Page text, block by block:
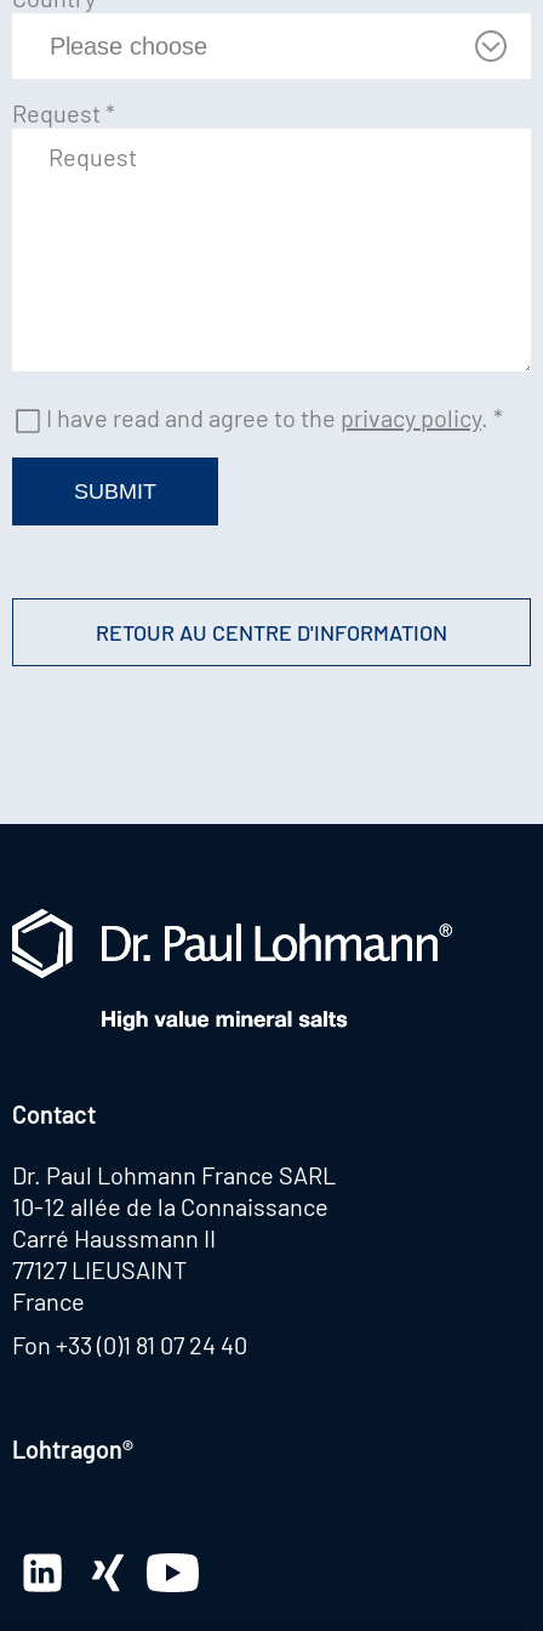
Request *
I have read and agree to the privacy policy. *
SUBMIT
RETOUR AU CENTRE D'INFORMATION
Contact
Dr. Paul Lohmann France SARL
10-12 allée de la Connaissance
Carré Haussmann II
77127 LIEUSAINT
France
Fon +33 (0)1 81 07 24 40
Lohtragon®